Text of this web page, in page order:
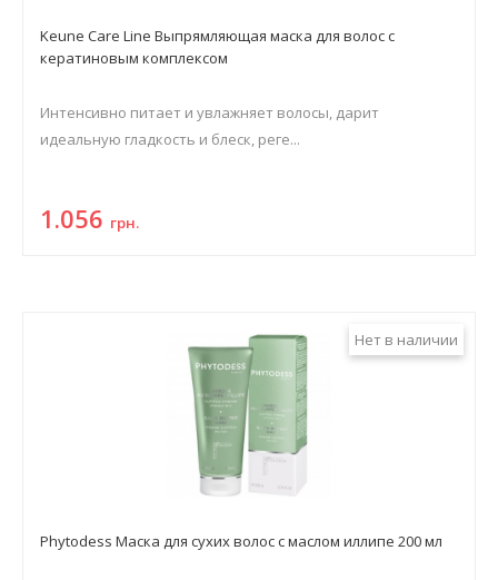
Keune Care Line Выпрямляющая маска для волос с
кератиновым комплексом
Интенсивно питает и увлажняет волосы, дарит
идеальную гладкость и блеск, реге...
1.056 грн.
Нет в наличии
Phytodess Маска для сухих волос с маслом иллипе 200 мл